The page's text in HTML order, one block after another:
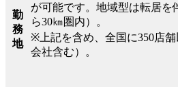
勤
務
地
が可能です。地域型は転居を
ら30㎞圏内）。
※上記を含め、全国に350店
会社含む）。